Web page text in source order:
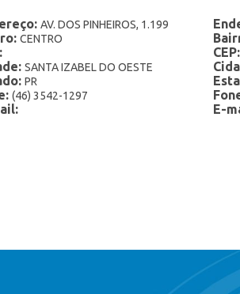
AV. DOS PINHEIROS, 1.199
CENTRO
SANTA IZABEL DO OESTE
PR
(46) 3542-1297
CEP:
E-